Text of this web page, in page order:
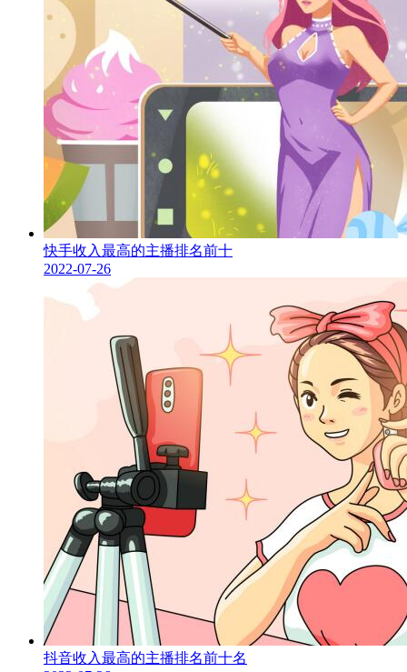
快手收入最高的主播排名前十
2022-07-26
抖音收入最高的主播排名前十名